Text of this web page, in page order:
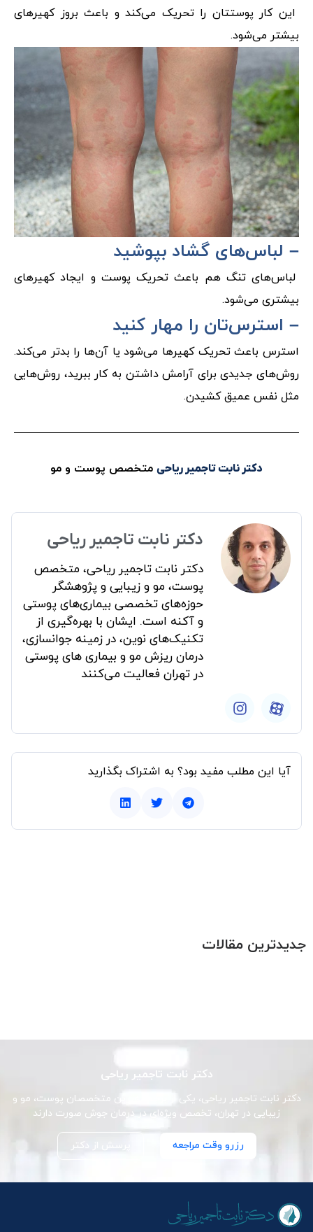
این کار پوستتان را تحریک می‌کند و باعث بروز کهیرهای
بیشتر می‌شود.
– لباس‌های گشاد بپوشید
لباس‌های تنگ هم باعث تحریک پوست و ایجاد کهیرهای
بیشتری می‌شود.
– استرس‌تان را مهار کنید
استرس باعث تحریک کهیرها می‌شود یا آن‌ها را بدتر می‌کند.
روش‌های جدیدی برای آرامش داشتن به کار ببرید، روش‌هایی
مثل نفس عمیق کشیدن.
دکتر نابت تاجمیر ریاحی متخصص پوست و مو
دکتر نابت تاجمیر ریاحی
دکتر نابت تاجمیر ریاحی، متخصص
پوست، مو و زیبایی و پژوهشگر
حوزه‌های تخصصی بیماری‌های پوستی
و آکنه است. ایشان با بهره‌گیری از
تکنیک‌های نوین، در زمینه جوانسازی،
درمان ریزش مو و بیماری های پوستی
در تهران فعالیت می‌کنند
آیا این مطلب مفید بود؟ به اشتراک بگذارید
جدیدترین مقالات
دکتر نابت تاجمیر ریاحی
دکتر نابت تاجمیر ریاحی، یکی از برجسته‌ترین متخصصان پوست، مو و
زیبایی در تهران، تخصص ویژه‌ای در درمان جوش صورت دارند
رزرو وقت مراجعه پرسش از دکتر